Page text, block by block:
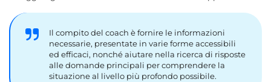
Il compito del coach è fornire le informazioni
necessarie, presentate in varie forme accessibili
ed efficaci, nonché aiutare nella ricerca di risposte
alle domande principali per comprendere la
situazione al livello più profondo possibile.